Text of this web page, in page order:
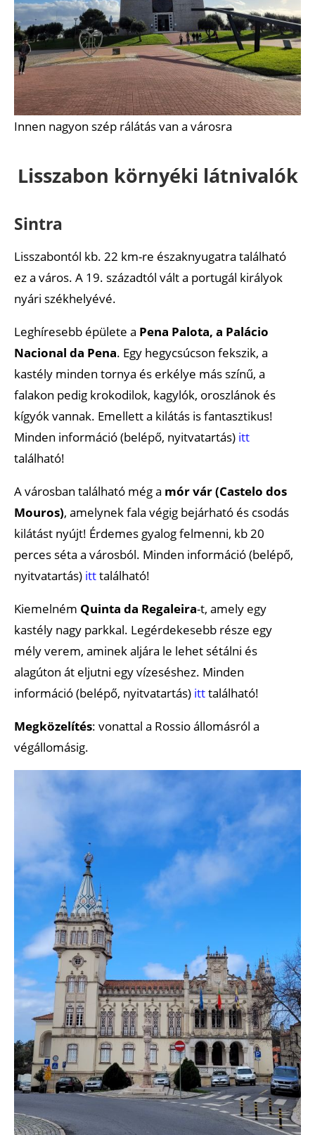
Innen nagyon szép rálátás van a városra
Lisszabon környéki látnivalók
Sintra
Lisszabontól kb. 22 km-re északnyugatra található
ez a város. A 19. századtól vált a portugál királyok
nyári székhelyévé.
Leghíresebb épülete a Pena Palota, a Palácio
Nacional da Pena. Egy hegycsúcson fekszik, a
kastély minden tornya és erkélye más színű, a
falakon pedig krokodilok, kagylók, oroszlánok és
kígyók vannak. Emellett a kilátás is fantasztikus!
Minden információ (belépő, nyitvatartás) itt
található!
A városban található még a mór vár (Castelo dos
Mouros), amelynek fala végig bejárható és csodás
kilátást nyújt! Érdemes gyalog felmenni, kb 20
perces séta a városból. Minden információ (belépő,
nyitvatartás) itttalálható!
Kiemelném Quinta da Regaleira-t, amely egy
kastély nagy parkkal. Legérdekesebb része egy
mély verem, aminek aljára le lehet sétálni és
alagúton át eljutni egy vízeséshez. Minden
információ (belépő, nyitvatartás) itttalálható!
Megközelítés: vonattal a Rossio állomásról a
végállomásig.